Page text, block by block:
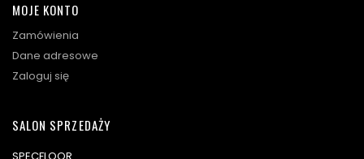
MOJE KONTO
Zamówienia
Dane adresowe
Zaloguj się
SALON SPRZEDAŻY